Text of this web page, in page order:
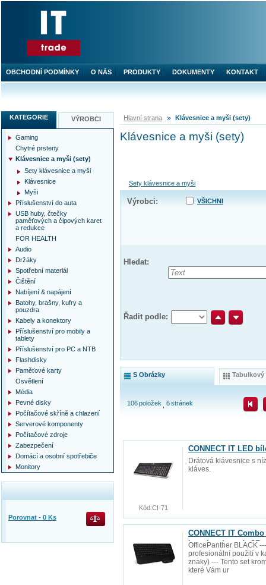
Hlavní strana Klávesnice a myši (sety)
Klávesnice a myši (sety)
Sety klávesnice a myši
Výrobci: VŠICHNI
Hledat:
Řadit podle:
S Obrázky Tabulkový
106položek 6stránek
CONNECT IT LED
Drátová klávesnice s
kláves.
Kód:CI-71
CONNECT IT
baterie zdarma), CZ
OfficePanther BLACK
profesionální použití v
znaky) --- Tento set
které Vám ur
KATEGORIE VÝROBCI
Gaming
Chytré prsteny
Klávesnice a myši (sety)
Sety klávesnice a myši
Klávesnice
Myši
Příslušenství do auta
USB huby, čtečky
paměťových a čipových karet
a redukce
FOR HEALTH
Audio
Držáky
Spotřební materiál
Čištění
Nabíjení & napájení
Batohy, brašny, kufry a
pouzdra
Kabely a konektory
Příslušenství pro mobily a
tablety
Příslušenství pro PC a NTB
Flashdisky
Paměťové karty
Osvětlení
Média
Pevné disky
Počítačové skříně a chlazení
Serverové komponenty
Počítačové zdroje
Zabezpečení
Domácí a osobní spotřebiče
Monitory
Porovnat - 0 Ks
OBCHODNÍ PODMÍNKY O NÁS PRODUKTY DOKUMENTY KONTAKT